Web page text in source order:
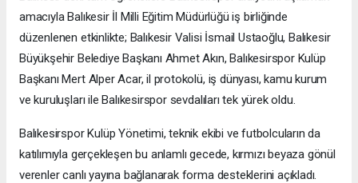
amacıyla Balıkesir İl Milli Eğitim Müdürlüğü iş birliğinde
düzenlenen etkinlikte; Balıkesir Valisi İsmail Ustaoğlu, Balıkesir
Büyükşehir Belediye Başkanı Ahmet Akın, Balıkesirspor Kulüp
Başkanı Mert Alper Acar, il protokolü, iş dünyası, kamu kurum
ve kuruluşları ile Balıkesirspor sevdalıları tek yürek oldu.
Balıkesirspor Kulüp Yönetimi, teknik ekibi ve futbolcuların da
katılımıyla gerçekleşen bu anlamlı gecede, kırmızı beyaza gönül
verenler canlı yayına bağlanarak forma desteklerini açıkladı.